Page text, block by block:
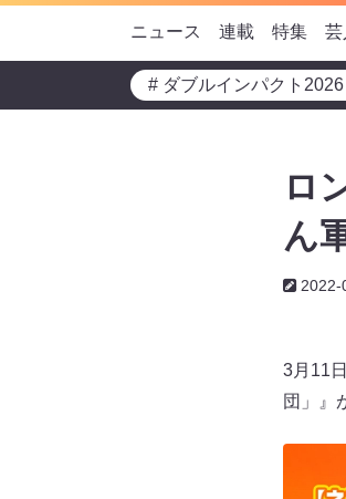
ニュース 連載 特集 芸
# ダブルインパクト2026
ロ
ん
2022-
3月11
団」』